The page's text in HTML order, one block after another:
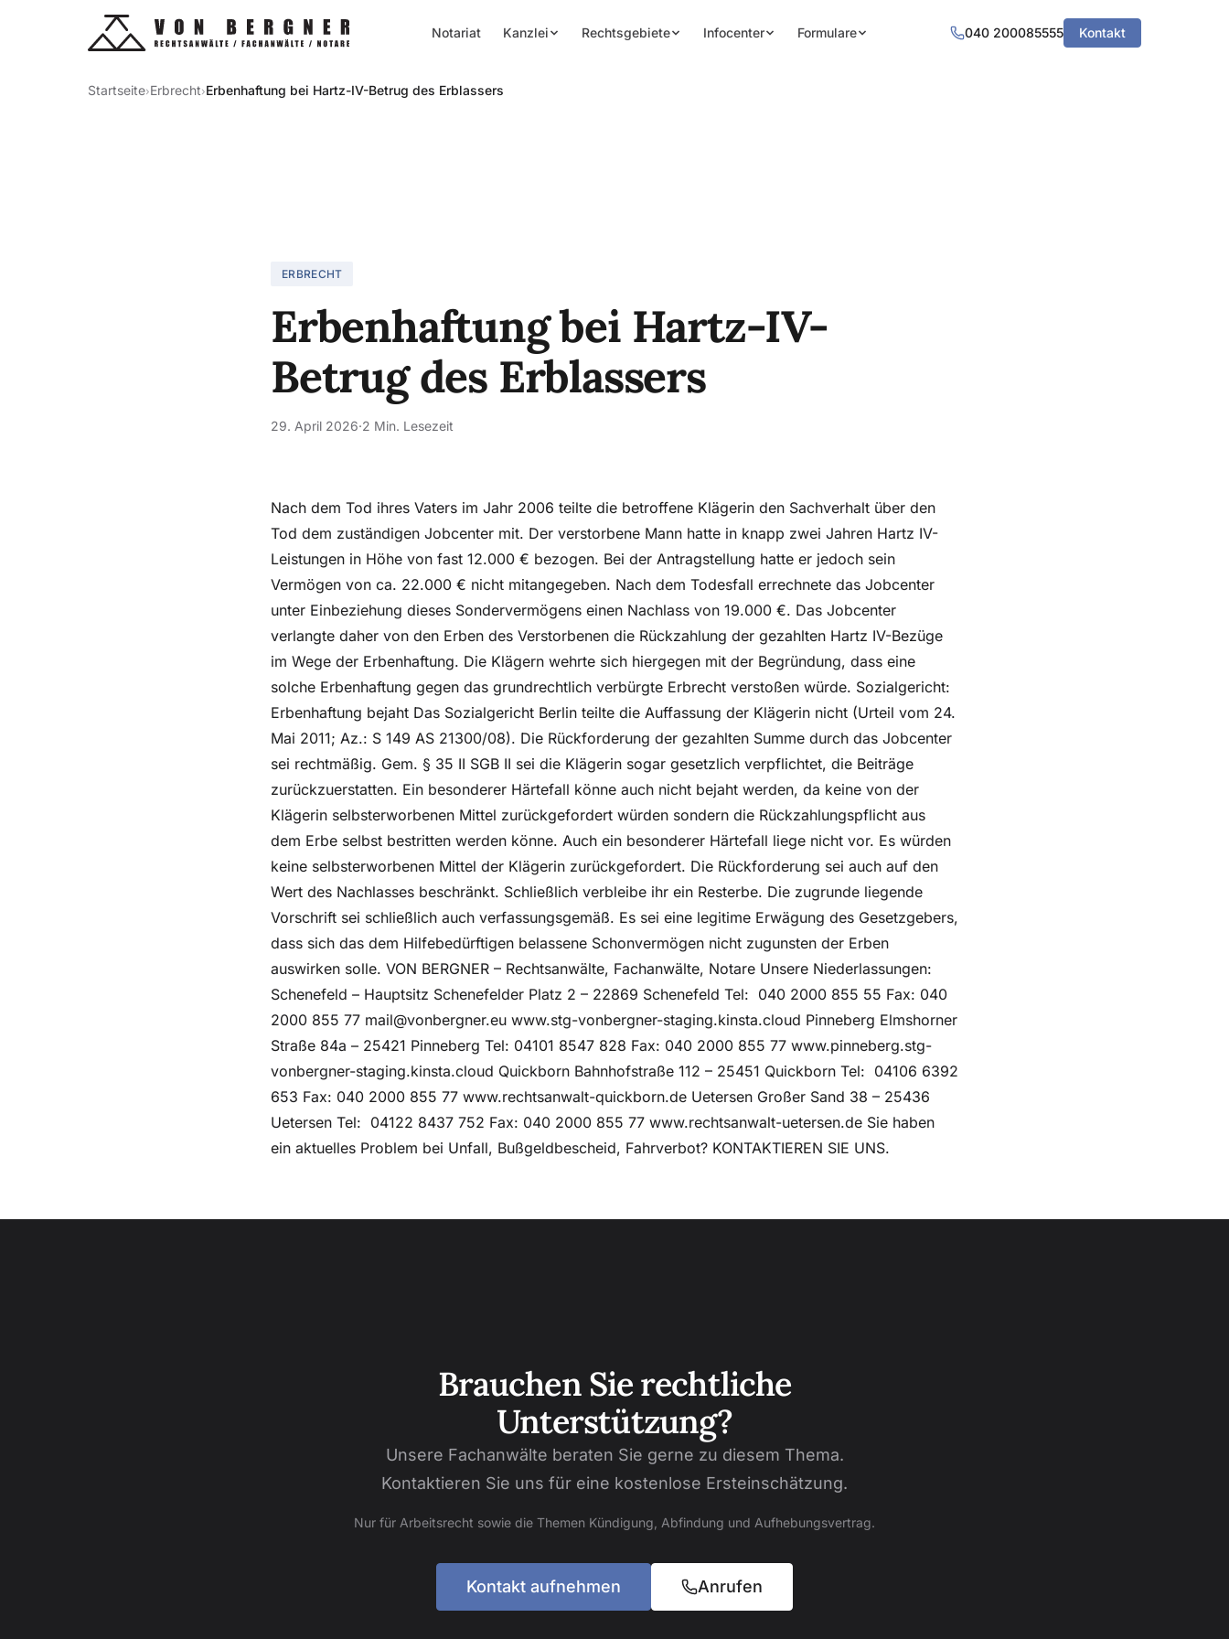
Notariat Kanzlei Rechtsgebiete Infocenter Formulare 040 200085555 Kontakt
Startseite›Erbrecht›Erbenhaftung bei Hartz-IV-Betrug des Erblassers
ERBRECHT
Erbenhaftung bei Hartz-IV-
Betrug des Erblassers
29. April 2026·2 Min. Lesezeit
Nach dem Tod ihres Vaters im Jahr 2006 teilte die betroffene Klägerin den Sachverhalt über den
Tod dem zuständigen Jobcenter mit. Der verstorbene Mann hatte in knapp zwei Jahren Hartz IV-
Leistungen in Höhe von fast 12.000 € bezogen. Bei der Antragstellung hatte er jedoch sein
Vermögen von ca. 22.000 € nicht mitangegeben. Nach dem Todesfall errechnete das Jobcenter
unter Einbeziehung dieses Sondervermögens einen Nachlass von 19.000 €. Das Jobcenter
verlangte daher von den Erben des Verstorbenen die Rückzahlung der gezahlten Hartz IV-Bezüge
im Wege der Erbenhaftung. Die Klägern wehrte sich hiergegen mit der Begründung, dass eine
solche Erbenhaftung gegen das grundrechtlich verbürgte Erbrecht verstoßen würde. Sozialgericht:
Erbenhaftung bejaht Das Sozialgericht Berlin teilte die Auffassung der Klägerin nicht (Urteil vom 24.
Mai 2011; Az.: S 149 AS 21300/08). Die Rückforderung der gezahlten Summe durch das Jobcenter
sei rechtmäßig. Gem. § 35 II SGB II sei die Klägerin sogar gesetzlich verpflichtet, die Beiträge
zurückzuerstatten. Ein besonderer Härtefall könne auch nicht bejaht werden, da keine von der
Klägerin selbsterworbenen Mittel zurückgefordert würden sondern die Rückzahlungspflicht aus
dem Erbe selbst bestritten werden könne. Auch ein besonderer Härtefall liege nicht vor. Es würden
keine selbsterworbenen Mittel der Klägerin zurückgefordert. Die Rückforderung sei auch auf den
Wert des Nachlasses beschränkt. Schließlich verbleibe ihr ein Resterbe. Die zugrunde liegende
Vorschrift sei schließlich auch verfassungsgemäß. Es sei eine legitime Erwägung des Gesetzgebers,
dass sich das dem Hilfebedürftigen belassene Schonvermögen nicht zugunsten der Erben
auswirken solle. VON BERGNER – Rechtsanwälte, Fachanwälte, Notare Unsere Niederlassungen:
Schenefeld – Hauptsitz Schenefelder Platz 2 – 22869 Schenefeld Tel: 040 2000 855 55 Fax: 040
2000 855 77 mail@vonbergner.eu www.stg-vonbergner-staging.kinsta.cloud Pinneberg Elmshorner
Straße 84a – 25421 Pinneberg Tel: 04101 8547 828 Fax: 040 2000 855 77 www.pinneberg.stg-
vonbergner-staging.kinsta.cloud Quickborn Bahnhofstraße 112 – 25451 Quickborn Tel: 04106 6392
653 Fax: 040 2000 855 77 www.rechtsanwalt-quickborn.de Uetersen Großer Sand 38 – 25436
Uetersen Tel: 04122 8437 752 Fax: 040 2000 855 77 www.rechtsanwalt-uetersen.de Sie haben
ein aktuelles Problem bei Unfall, Bußgeldbescheid, Fahrverbot? KONTAKTIEREN SIE UNS.
Brauchen Sie rechtliche
Unterstützung?
Unsere Fachanwälte beraten Sie gerne zu diesem Thema.
Kontaktieren Sie uns für eine kostenlose Ersteinschätzung.
Nur für Arbeitsrecht sowie die Themen Kündigung, Abfindung und Aufhebungsvertrag.
Kontakt aufnehmen Anrufen